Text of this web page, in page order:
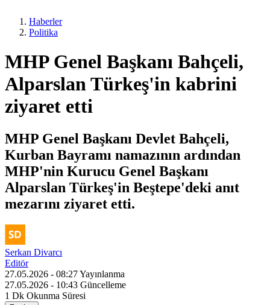
Haberler
Politika
MHP Genel Başkanı Bahçeli,
Alparslan Türkeş'in kabrini
ziyaret etti
MHP Genel Başkanı Devlet Bahçeli,
Kurban Bayramı namazının ardından
MHP'nin Kurucu Genel Başkanı
Alparslan Türkeş'in Beştepe'deki anıt
mezarını ziyaret etti.
Serkan Divarcı
Editör
27.05.2026 - 08:27Yayınlanma
27.05.2026 - 10:43 Güncelleme
1 Dk Okunma Süresi